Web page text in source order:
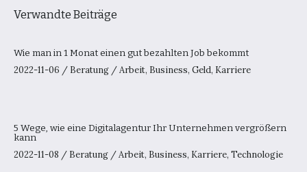
Verwandte Beiträge
Wie man in 1 Monat einen gut bezahlten Job bekommt
2022-11-06 / Beratung / Arbeit, Business, Geld, Karriere
5 Wege, wie eine Digitalagentur Ihr Unternehmen vergrößern
kann
2022-11-08 / Beratung / Arbeit, Business, Karriere, Technologie